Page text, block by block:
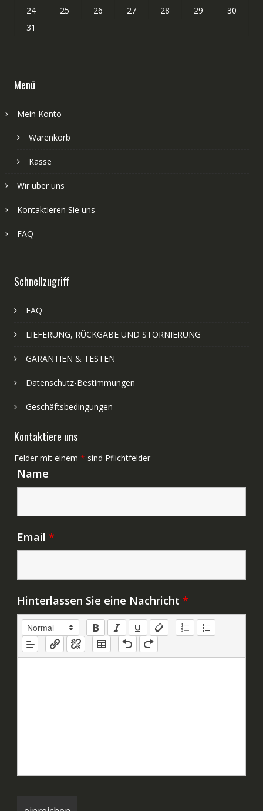
24
25 26 27 28 29
30
31
Menü
Mein Konto
Warenkorb
Kasse
Wir über uns
Kontaktieren Sie uns
FAQ
Schnellzugriff
FAQ
LIEFERUNG, RÜCKGABE UND STORNIERUNG
GARANTIEN & TESTEN
Datenschutz-Bestimmungen
Geschäftsbedingungen
Kontaktiere uns
Felder mit einem * sind Pflichtfelder
Name
Email *
Hinterlassen Sie eine Nachricht *